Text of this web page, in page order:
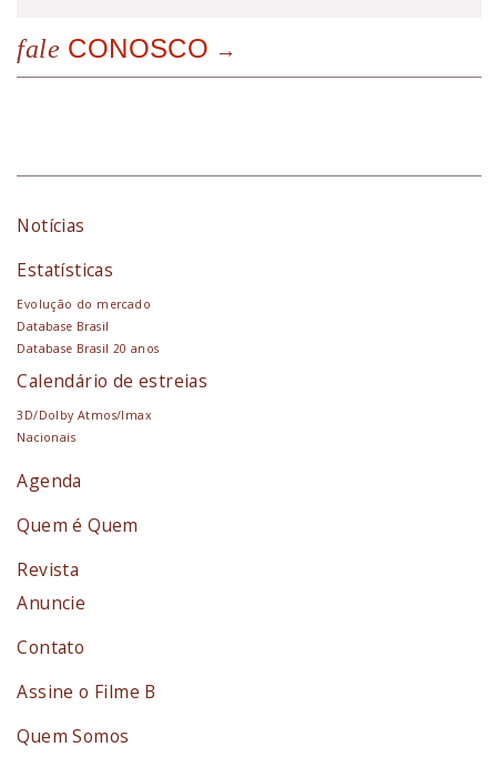
fale CONOSCO
Notícias
Estatísticas
Evolução do mercado
Database Brasil
Database Brasil 20 anos
Calendário de estreias
3D/Dolby Atmos/Imax
Nacionais
Agenda
Quem é Quem
Revista
Anuncie
Contato
Assine o Filme B
Quem Somos